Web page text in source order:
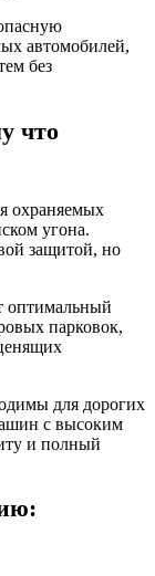
автомобилей,
без
что
охраняемых
угона.
защитой, но
оптимальный
парковок,
для дорогих
с высоким
и полный